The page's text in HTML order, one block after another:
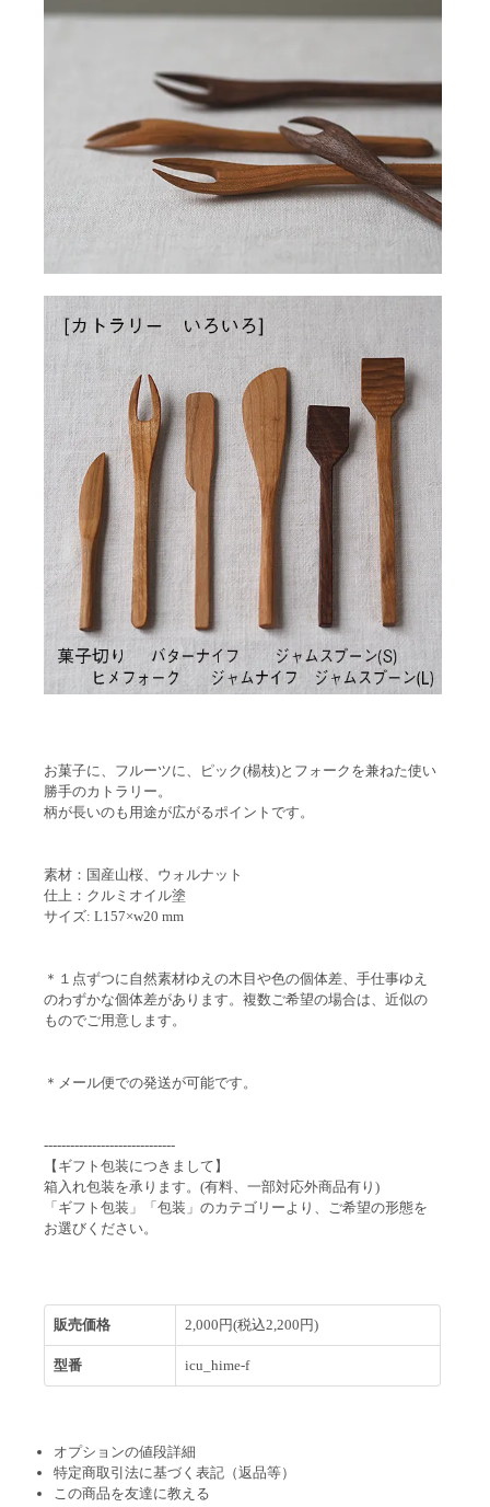
お菓子に、フルーツに、ピック(楊枝)とフォークを兼ねた使い
勝手のカトラリー。
柄が長いのも用途が広がるポイントです。
素材：国産山桜、ウォルナット
仕上：クルミオイル塗
サイズ: L157×w20 mm
＊１点ずつに自然素材ゆえの木目や色の個体差、手仕事ゆえ
のわずかな個体差があります。複数ご希望の場合は、近似の
ものでご用意します。
＊メール便での発送が可能です。
------------------------------
【ギフト包装につきまして】
箱入れ包装を承ります。(有料、一部対応外商品有り)
「ギフト包装」「包装」のカテゴリーより、ご希望の形態を
お選びください。
販売価格 2,000円(税込2,200円)
型番 icu_hime-f
オプションの値段詳細
特定商取引法に基づく表記（返品等）
この商品を友達に教える